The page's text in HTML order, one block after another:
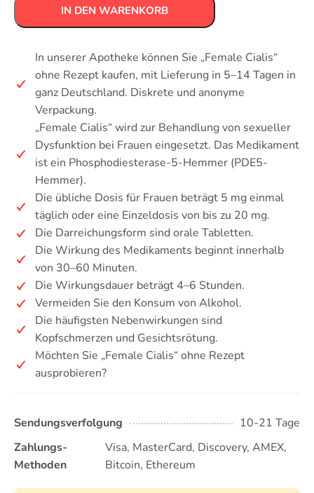
IN DEN WARENKORB
In unserer Apotheke können Sie „Female Cialis“
ohne Rezept kaufen, mit Lieferung in 5–14 Tagen in
ganz Deutschland. Diskrete und anonyme
Verpackung.
„Female Cialis“ wird zur Behandlung von sexueller
Dysfunktion bei Frauen eingesetzt. Das Medikament
ist ein Phosphodiesterase-5-Hemmer (PDE5-
Hemmer).
Die übliche Dosis für Frauen beträgt 5 mg einmal
täglich oder eine Einzeldosis von bis zu 20 mg.
Die Darreichungsform sind orale Tabletten.
Die Wirkung des Medikaments beginnt innerhalb
von 30–60 Minuten.
Die Wirkungsdauer beträgt 4–6 Stunden.
Vermeiden Sie den Konsum von Alkohol.
Die häufigsten Nebenwirkungen sind
Kopfschmerzen und Gesichtsrötung.
Möchten Sie „Female Cialis“ ohne Rezept
ausprobieren?
Sendungsverfolgung
10-21 Tage
Zahlungs-
Methoden
Visa, MasterCard, Discovery, AMEX,
Bitcoin, Ethereum